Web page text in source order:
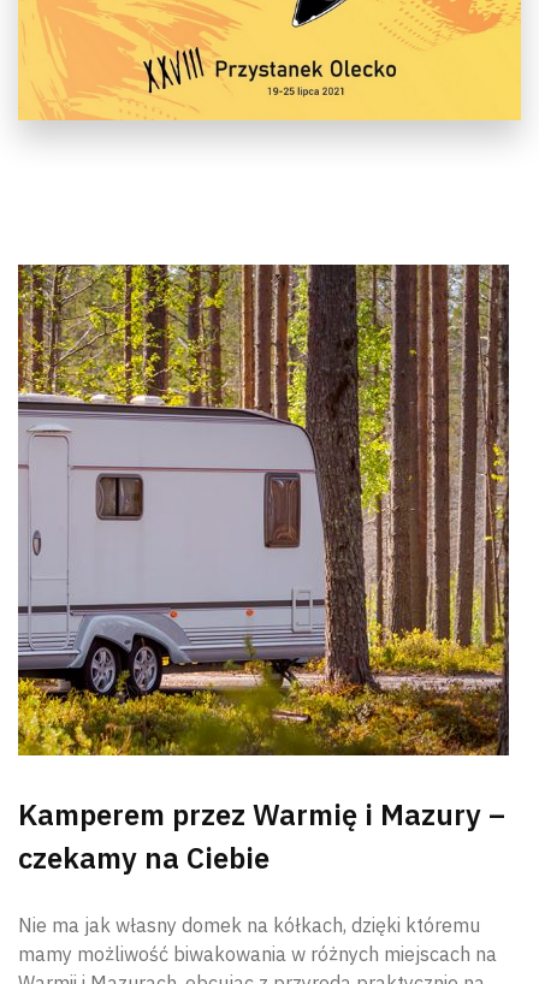
Kamperem przez Warmię i Mazury –
czekamy na Ciebie
Nie ma jak własny domek na kółkach, dzięki któremu
mamy możliwość biwakowania w różnych miejscach na